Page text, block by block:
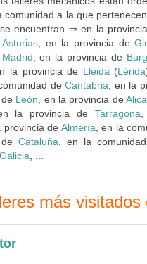
comunidad a la que
encuentran ⇒ en la
Asturias , en la provincia de
Madrid , en la provincia de
la provincia de Lleida (Lérida
comunidad deCantabria , en la
León , en la provincia de
la provincia de Tarragona
provincia de Almería , en la
Cataluña , en la
Galicia
más visitados